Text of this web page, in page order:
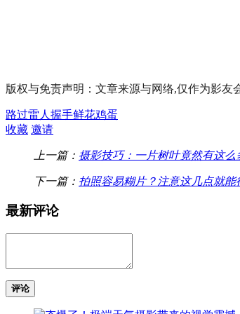
版权与免责声明：文章来源与网络,仅作为影
路过雷人 握手鲜花鸡蛋
收藏 邀请
上一篇： 摄影技巧：一片树叶竟然有这么
下一篇： 拍照容易糊片？注意这几点就能
最新评论
评论